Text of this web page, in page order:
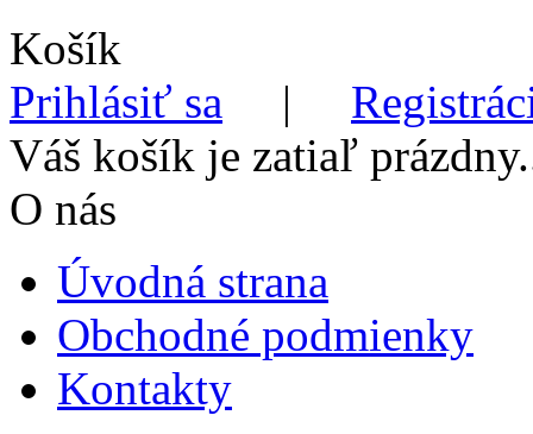
Košík
Prihlásiť sa |
Váš košík je zatiaľ
O nás
Úvodná strana
Obchodné podmienky
Kontakty